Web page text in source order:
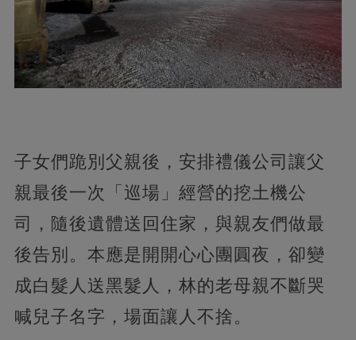
子女們跪別父親後，安排禮儀公司讓父
親最後一次「巡場」經營的挖土機公
司，隨後遺體送回住家，與親友們做最
後告別。本應是開開心心團圓夜，卻變
成白髮人送黑髮人，林的老母親不斷哭
喊兒子名字，場面讓人不捨。